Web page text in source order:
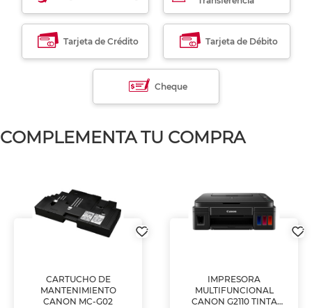
Tarjeta de Crédito Tarjeta de Débito
Cheque
COMPLEMENTA TU COMPRA
CARTUCHO DE
MANTENIMIENTO
CANON MC-G02
IMPRESORA
MULTIFUNCIONAL
CANON G2110 TINTA